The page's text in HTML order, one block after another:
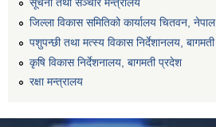
जिल्ला विकास समितिको कार्यालय चितवन, नेपाल
पशुपन्छी तथा मत्स्य विकास निर्देशानलय, बागमती
कृषि विकास निर्देशनालय, बागमती प्रदेश
रक्षा मन्त्रालय